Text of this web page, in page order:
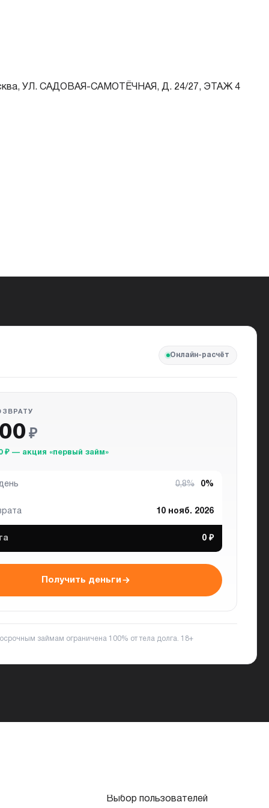
УЛ. САДОВАЯ-САМОТЁЧНАЯ, Д. 24/27, ЭТАЖ 4
Онлайн-расчёт
₽
₽ — акция «первый займ»
0,8% 0%
10 нояб. 2026
0 ₽
Получить деньги
займам ограничена 100% от тела долга. 18+
Выбор пользователей